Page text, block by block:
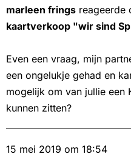
marleen frings reageerde
kaartverkoop "wir sind
Even een vraag, mijn
een ongelukje gehad en
mogelijk om van jullie een
kunnen zitten?
15 mei 2019 om 18:54